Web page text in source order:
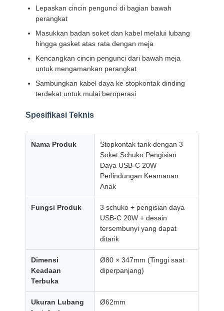
Rumah Produk Video Tentang Kita
Wisata
Kontrol
Kasus
Sekarang
Soket Listrik Konferensi
Lepaskan cincin pengunci di bagian bawah
perangkat
Masukkan badan soket dan kabel melalui lubang
hingga gasket atas rata dengan meja
Kencangkan cincin pengunci dari bawah meja
untuk mengamankan perangkat
Sambungkan kabel daya ke stopkontak dinding
terdekat untuk mulai beroperasi
Spesifikasi Teknis
Nama Produk
Stopkontak tarik dengan 3
Soket Schuko Pengisian
Daya USB-C 20W
Perlindungan Keamanan
Anak
Fungsi Produk
3 schuko + pengisian daya
USB-C 20W + desain
tersembunyi yang dapat
ditarik
Dimensi
Keadaan
Terbuka
Ø80 × 347mm (Tinggi saat
diperpanjang)
Ukuran Lubang
Ø62mm